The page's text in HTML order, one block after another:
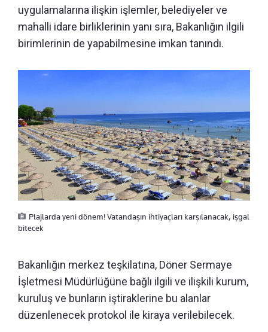
uygulamalarına ilişkin işlemler, belediyeler ve
mahalli idare birliklerinin yanı sıra, Bakanlığın ilgili
birimlerinin de yapabilmesine imkan tanındı.
Plajlarda yeni dönem! Vatandaşın ihtiyaçları karşılanacak, işgal
bitecek
Bakanlığın merkez teşkilatına, Döner Sermaye
İşletmesi Müdürlüğüne bağlı ilgili ve ilişkili kurum,
kuruluş ve bunların iştiraklerine bu alanlar
düzenlenecek protokol ile kiraya verilebilecek.